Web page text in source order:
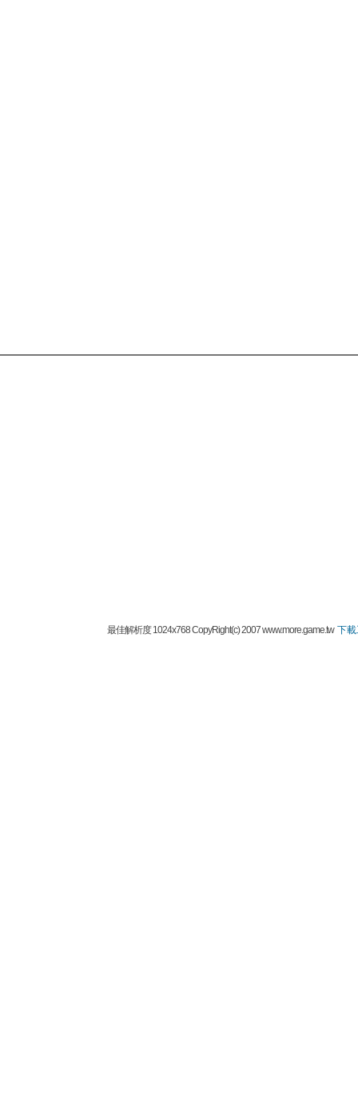
最佳解析度 1024x768 CopyRight(c) 2007 www.more.game.tw 下